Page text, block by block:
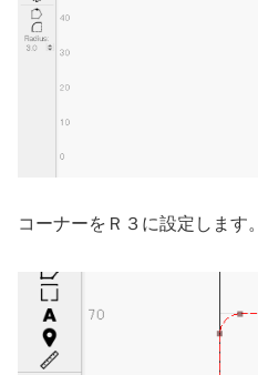
コーナーをＲ３に設定します。